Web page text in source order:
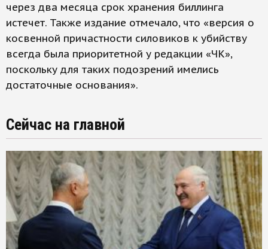
через два месяца срок хранения биллинга
истечет. Также издание отмечало, что «версия о
косвенной причастности силовиков к убийству
всегда была приоритетной у редакции «ЧК»,
поскольку для таких подозрений имелись
достаточные основания».
Сейчас на главной